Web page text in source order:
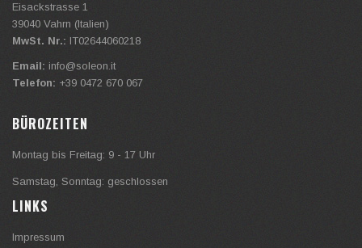
Eisackstrasse 1
39040 Vahrn (Italien)
MwSt. Nr.: IT02644060218
Email: info@soleon.it
Telefon: +39 0472 670 067
BÜROZEITEN
Montag bis Freitag: 9 - 17 Uhr
Samstag, Sonntag: geschlossen
LINKS
Impressum